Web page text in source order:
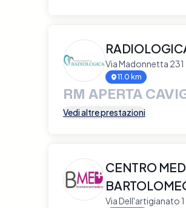
Via Madonnetta
11.0 km
RM APERTA
Vedi altre prestazioni
CENTRO
Via Dell'artigianato